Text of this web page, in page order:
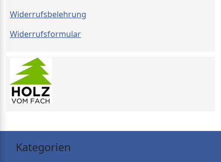
Widerrufsbelehrung
Widerrufsformular
Kategorien